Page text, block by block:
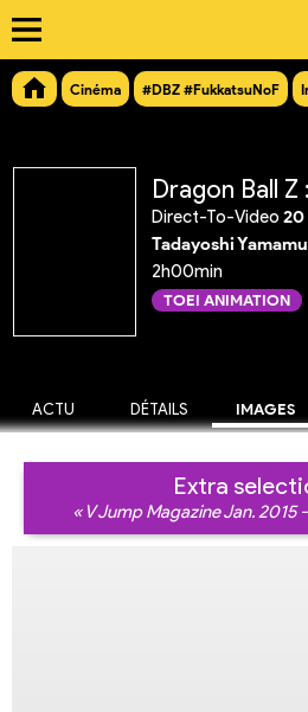
Cinéma #DBZ #FukkatsuNoF
Direct-To-Video 20
Tadayoshi
2h00min
TOEI ANIMATION
ACTU DÉTAILS IMAGES
Extra
« V Jump Magazine Jan. 2015